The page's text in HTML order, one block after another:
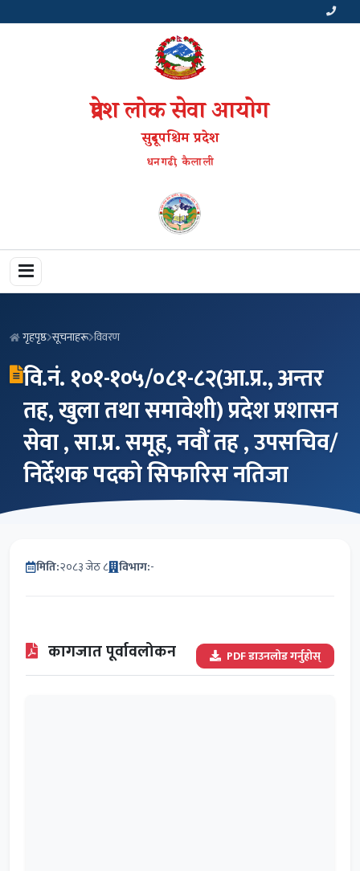
प्रदेश लोक सेवा आयोग
सुदूरपश्चिम प्रदेश
धनगढी, कैलाली
गृहपृष्ठ सूचनाहरू विवरण
वि.नं. १०१-१०५/०८१-८२(आ.प्र., अन्तर
तह, खुला तथा समावेशी) प्रदेश प्रशासन
सेवा , सा.प्र. समूह, नवौं तह , उपसचिव/
निर्देशक पदको सिफारिस नतिजा
मिति:२०८३ जेठ ८ विभाग:-
कागजात पूर्वावलोकन PDF डाउनलोड गर्नुहोस्